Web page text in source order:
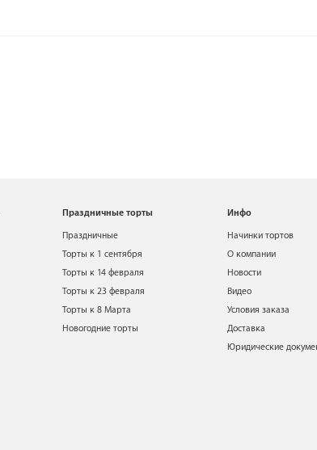
Праздничные торты
Праздничные
Торты к 1 сентября
Торты к 14 февраля
Торты к 23 февраля
Торты к 8 Марта
Новогодние торты
Инфо
Начинки тортов
О компании
Новости
Видео
Условия заказа
Доставка
Юридические